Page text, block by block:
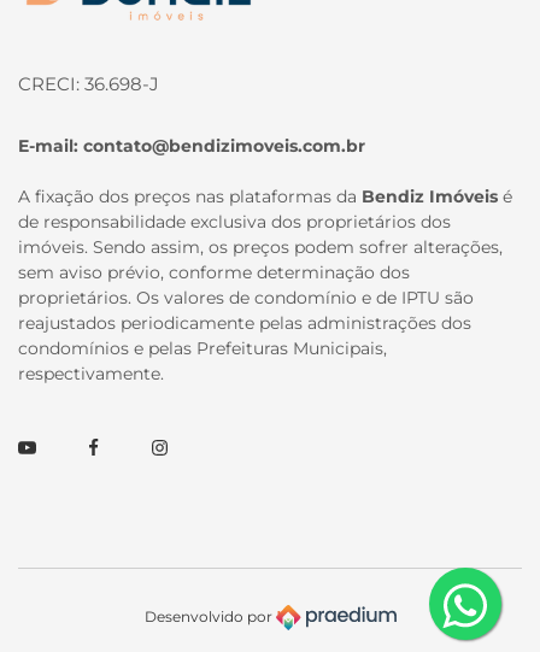
CRECI: 36.698-J
E-mail: contato@bendizimoveis.com.br
A fixação dos preços nas plataformas da Bendiz Imóveis é
de responsabilidade exclusiva dos proprietários dos
imóveis. Sendo assim, os preços podem sofrer alterações,
sem aviso prévio, conforme determinação dos
proprietários. Os valores de condomínio e de IPTU são
reajustados periodicamente pelas administrações dos
condomínios e pelas Prefeituras Municipais,
respectivamente.
YoutubeFacebookInstagram
Desenvolvido por